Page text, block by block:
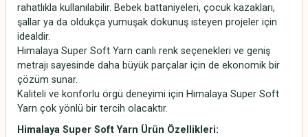
rahatlıkla kullanılabilir. Bebek battaniyeleri, çocuk kazakları,
şallar ya da oldukça yumuşak dokunuş isteyen projeler için
idealdir.
Himalaya Super Soft Yarn canlı renk seçenekleri ve geniş
metrajı sayesinde daha büyük parçalar için de ekonomik bir
çözüm sunar.
Kaliteli ve konforlu örgü deneyimi için Himalaya Super Soft
Yarn çok yönlü bir tercih olacaktır.
Himalaya Super Soft Yarn Ürün Özellikleri: